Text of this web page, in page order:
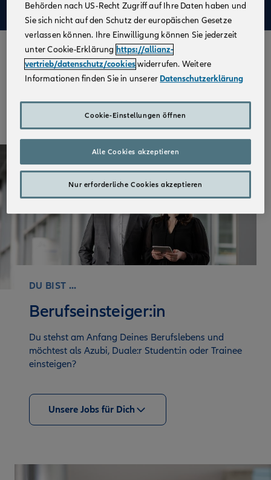
Gestalte Deine
berufliche Zukunft mit uns
Wir begleiten Dich von Anfang an und gestalten
gemeinsam mit Dir eine vielversprechende Karriere.
DU BIST ...
Berufseinsteiger:in
Du stehst am Anfang Deines Berufslebens und
möchtest als Azubi, Duale:r Student:in oder Trainee
einsteigen?
Unsere Jobs für Dich
Behörden nach US-Recht Zugriff auf Ihre Daten haben und
Sie sich nicht auf den Schutz der europäischen Gesetze
verlassen können. Ihre Einwilligung können Sie jederzeit
unter Cookie-Erklärung https://allianz-
vertrieb/datenschutz/cookieswiderrufen. Weitere
Informationen finden Sie in unserer Datenschutzerklärung
Cookie-Einstellungen öffnen
Nur erforderliche Cookies akzeptieren
Alle Cookies akzeptieren